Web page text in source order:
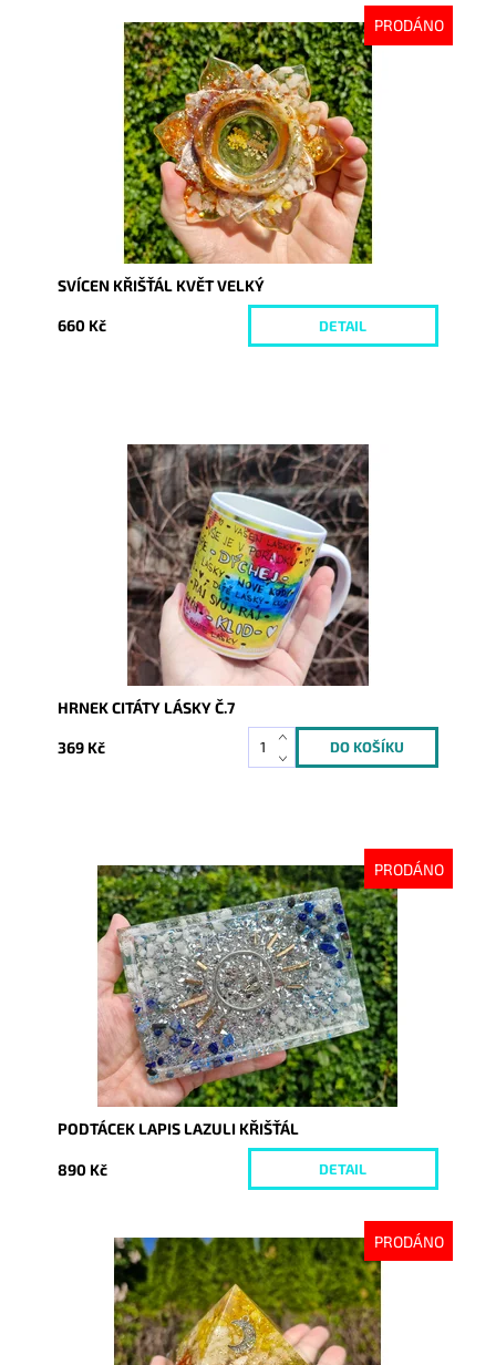
PRODÁNO
Dostupnost:
Vyprodáno
10306
SVÍCEN KŘIŠŤÁL KVĚT VELKÝ
660 Kč DETAIL
Dostupnost:
Skladem
8392
HRNEK CITÁTY LÁSKY Č.7
369 Kč
PRODÁNO
Dostupnost:
Vyprodáno
10317
PODTÁCEK LAPIS LAZULI KŘIŠŤÁL
890 Kč DETAIL
PRODÁNO
Dostupnost:
Vyprodáno
10228